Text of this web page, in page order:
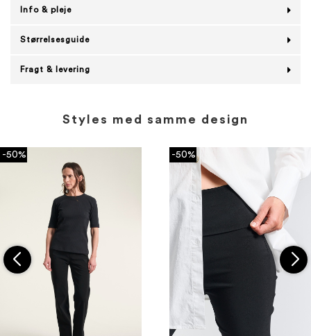
Info & pleje
Størrelsesguide
Fragt & levering
Styles med samme design
-50% -50%